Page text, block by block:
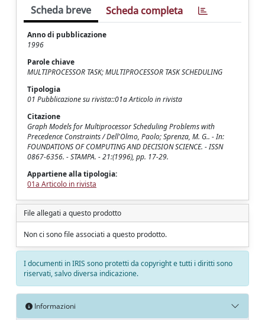
Scheda breve Scheda completa
Anno di pubblicazione
1996
Parole chiave
MULTIPROCESSOR TASK; MULTIPROCESSOR TASK SCHEDULING
Tipologia
01 Pubblicazione su rivista::01a Articolo in rivista
Citazione
Graph Models for Multiprocessor Scheduling Problems with
Precedence Constraints / Dell'Olmo, Paolo; Sprenza, M. G.. - In:
FOUNDATIONS OF COMPUTING AND DECISION SCIENCE. - ISSN
0867-6356. - STAMPA. - 21:(1996), pp. 17-29.
Appartiene alla tipologia:
01a Articolo in rivista
File allegati a questo prodotto
Non ci sono file associati a questo prodotto.
I documenti in IRIS sono protetti da copyright e tutti i diritti sono
riservati, salvo diversa indicazione.
Informazioni